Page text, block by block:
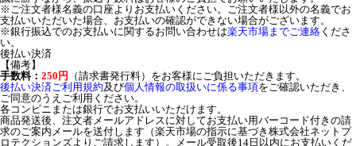
※ご注文者様名義の口座よりお支払いください。ご注文者様以外の名義でお
支払いいただいた場合、お支払いの確認ができない場合がございます。
※銀行振込でのお支払いに関するお問い合わせは楽天市場までご連絡 くださ
い。
後払い決済
【備考】
手数料： 250円 （請求書発行料）をお客様にご負担いただきます。
後払い決済ご利用規約及び個人情報の取扱いに係る事項をご確認いただき、
ご同意のうえご利用ください。
各コンビニまたは銀行でお支払いいただけます。
商品発送後、注文者メールアドレスに対してお支払い用バーコード付きの請
求のご案内メールを送付します（楽天市場の指示に基づき株式会社ネットプ
ロテクションズよりご請求します）。メール受取後14日以内にお支払いくだ